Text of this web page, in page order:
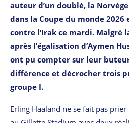
auteur d’un doublé, la
dans la Coupe du monde 2026
contre l’Irak ce mardi. Malgré
après l’égalisation d’Aymen
ont pu compter sur leur
différence et décrocher trois
groupe I.
Erling Haaland ne se fait pas